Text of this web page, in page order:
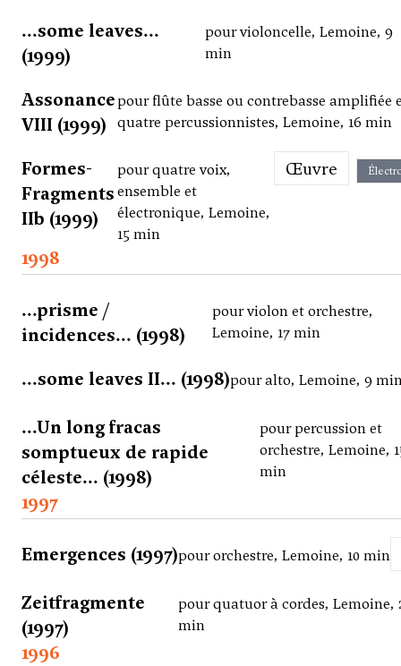
...some leaves...
(1999)
pour violoncelle, Lemoine, 9
min
Assonance
VIII (1999)
pour flûte basse ou contrebasse amplifiée
quatre percussionnistes, Lemoine, 16 min
Formes-
Fragments
IIb (1999)
pour quatre voix,
ensemble et
électronique, Lemoine,
15 min
Œuvre
1998
...prisme /
incidences... (1998)
pour violon et orchestre,
Lemoine, 17 min
...some leaves II... (1998)pour alto, Lemoine, 9
...Un long fracas
somptueux de rapide
céleste... (1998)
pour percussion et
orchestre, Lemoine,
min
1997
Emergences (1997)pour orchestre, Lemoine, 10 min
Zeitfragmente
(1997)
pour quatuor à cordes, Lemoine,
min
1996